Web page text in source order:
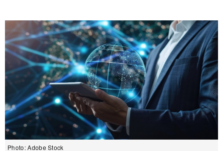
Photo: Adobe Stock